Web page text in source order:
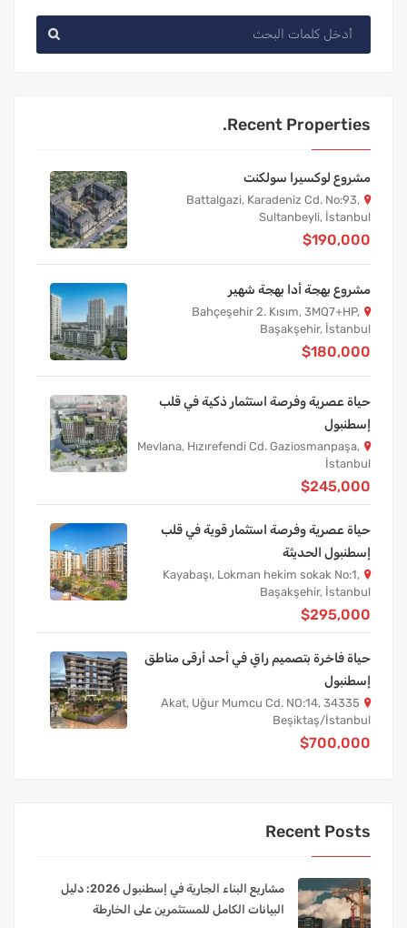
Recent Properties.
مشروع لوكسيرا سولكنت
Battalgazi, Karadeniz Cd. No:93,
Sultanbeyli, İstanbul
$190,000
مشروع بهجة أدا بهجة شهير
Bahçeşehir 2. Kısım, 3MQ7+HP,
Başakşehir, İstanbul
$180,000
حياة عصرية وفرصة استثمار ذكية في قلب
إسطنبول
Mevlana, Hızırefendi Cd. Gaziosmanpaşa,
İstanbul
$245,000
حياة عصرية وفرصة استثمار قوية في قلب
إسطنبول الحديثة
Kayabaşı, Lokman hekim sokak No:1,
Başakşehir, İstanbul
$295,000
حياة فاخرة بتصميم راقٍ في أحد أرقى مناطق
إسطنبول
Akat, Uğur Mumcu Cd. NO:14, 34335
Beşiktaş/İstanbul
$700,000
Recent Posts
مشاريع البناء الجارية في إسطنبول 2026: دليل
البيانات الكامل للمستثمرين على الخارطة